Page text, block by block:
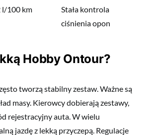
l/100 km
Stała kontrola
ciśnienia opon
Hobby Ontour?
tworzą stabilny zestaw. Ważne są
masy. Kierowcy dobierają zestawy,
rejestracyjny auta. W wielu
jazdę z lekką przyczepą. Regulacje